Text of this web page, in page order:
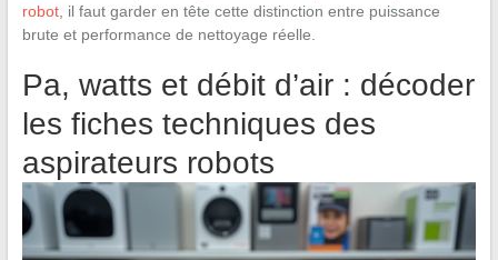
robot, il faut garder en tête cette distinction entre puissance
brute et performance de nettoyage réelle.
Pa, watts et débit d’air : décoder
les fiches techniques des
aspirateurs robots